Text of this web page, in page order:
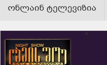
ონლაინ ტელევიზია